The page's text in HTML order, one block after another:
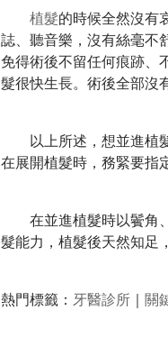
植髮的時候全然沒有
誌、聽音樂，沒有絲毫不
免得術後不留任何痕跡、
髮很快生長。 術後全部沒
以上所述，想並進植髮
在展開植髮時，務緊要指
在並進植髮時以鬢角
髮能力，植髮後天然知足
熱門標籤： 牙醫診所 關